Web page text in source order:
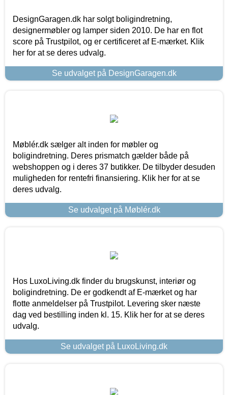
DesignGaragen.dk har solgt boligindretning,
designermøbler og lamper siden 2010. De har en flot
score på Trustpilot, og er certificeret af E-mærket. Klik
her for at se deres udvalg.
Se udvalget på DesignGaragen.dk
Møblér.dk sælger alt inden for møbler og
boligindretning. Deres prismatch gælder både på
webshoppen og i deres 37 butikker. De tilbyder desuden
muligheden for rentefri finansiering. Klik her for at se
deres udvalg.
Se udvalget på Møblér.dk
Hos LuxoLiving.dk finder du brugskunst, interiør og
boligindretning. De er godkendt af E-mærket og har
flotte anmeldelser på Trustpilot. Levering sker næste
dag ved bestilling inden kl. 15. Klik her for at se deres
udvalg.
Se udvalget på LuxoLiving.dk